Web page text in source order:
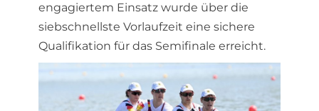
engagiertem Einsatz wurde über die
siebschnellste Vorlaufzeit eine sichere
Qualifikation für das Semifinale erreicht.